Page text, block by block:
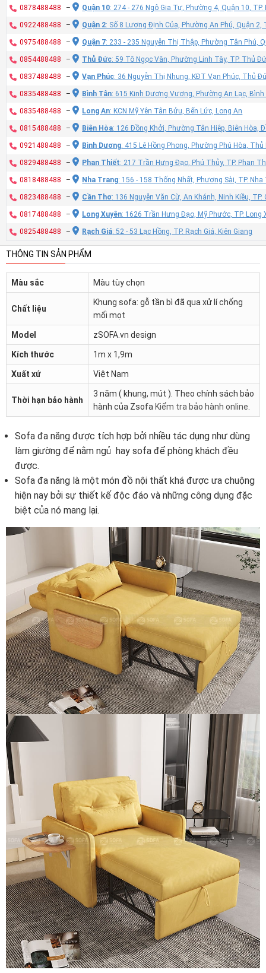
0878488488 – Quận 10: 274 - 276 Ngô Gia Tự, Phường 4, Quận 10, TP.
0922488488 – Quận 2: Số 8 Lương Định Của, Phường An Phú, Quận 2,
0975488488 – Quận 7: 233 - 235 Nguyễn Thị Thập, Phường Tân Phú,
0854488488 – Thủ Đức: 59 Tô Ngọc Vân, Phường Linh Tây, TP. Thủ
0837488488 – Vạn Phúc: 36 Nguyễn Thị Nhung, KĐT Vạn Phúc, Thủ
0835488488 – Bình Tân: 615 Kinh Dương Vương, Phường An Lạc, Bình
0835488488 – Long An: KCN Mỹ Yên Tân Bửu, Bến Lức, Long An
0815488488 – Biên Hòa: 126 Đồng Khởi, Phường Tân Hiệp, Biên Hòa,
0921488488 – Bình Dương: 415 Lê Hồng Phong, Phường Phú Hòa,
0829488488 – Phan Thiết: 217 Trần Hưng Đạo, Phú Thủy, TP. Phan
0818488488 – Nha Trang: 156 - 158 Thống Nhất, Phương Sài, TP.
0823488488 – Cần Thơ: 136 Nguyễn Văn Cừ, An Khánh, Ninh Kiều,
0817488488 – Long Xuyên: 1626 Trần Hưng Đạo, Mỹ Phước, TP. Long
0825488488 – Rạch Giá: 52 - 53 Lạc Hồng, TP. Rạch Giá, Kiên Giang
THÔNG TIN SẢN PHẨM
Màu sắc Màu tùy chọn
Chất liệu
Khung sofa: gỗ tần bì đã qua xử lí chống
mối mọt
Model zSOFA.vn design
Kích thước 1m x 1,9m
Xuất xứ Việt Nam
Thời hạn bảo hành
3 năm ( khung, mút ). Theo chính sách bảo
hành của Zsofa Kiểm tra bảo hành online
Sofa đa năng được tích hợp bởi nhiều tác dụng như dùng
làm giường để nằm ngủ hay sofa để phòng khách đều
được.
Sofa đa năng là một món đồ nội thất khá được ưa chuộng
hiện nay bởi sự thiết kế độc đáo và những công dụng đặc
biệt của nó mang lại.